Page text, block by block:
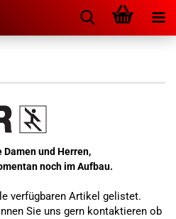
Damen und Herren,
noch im Aufbau.
verfügbaren Artikel gelistet.
Sie uns gern kontaktieren ob